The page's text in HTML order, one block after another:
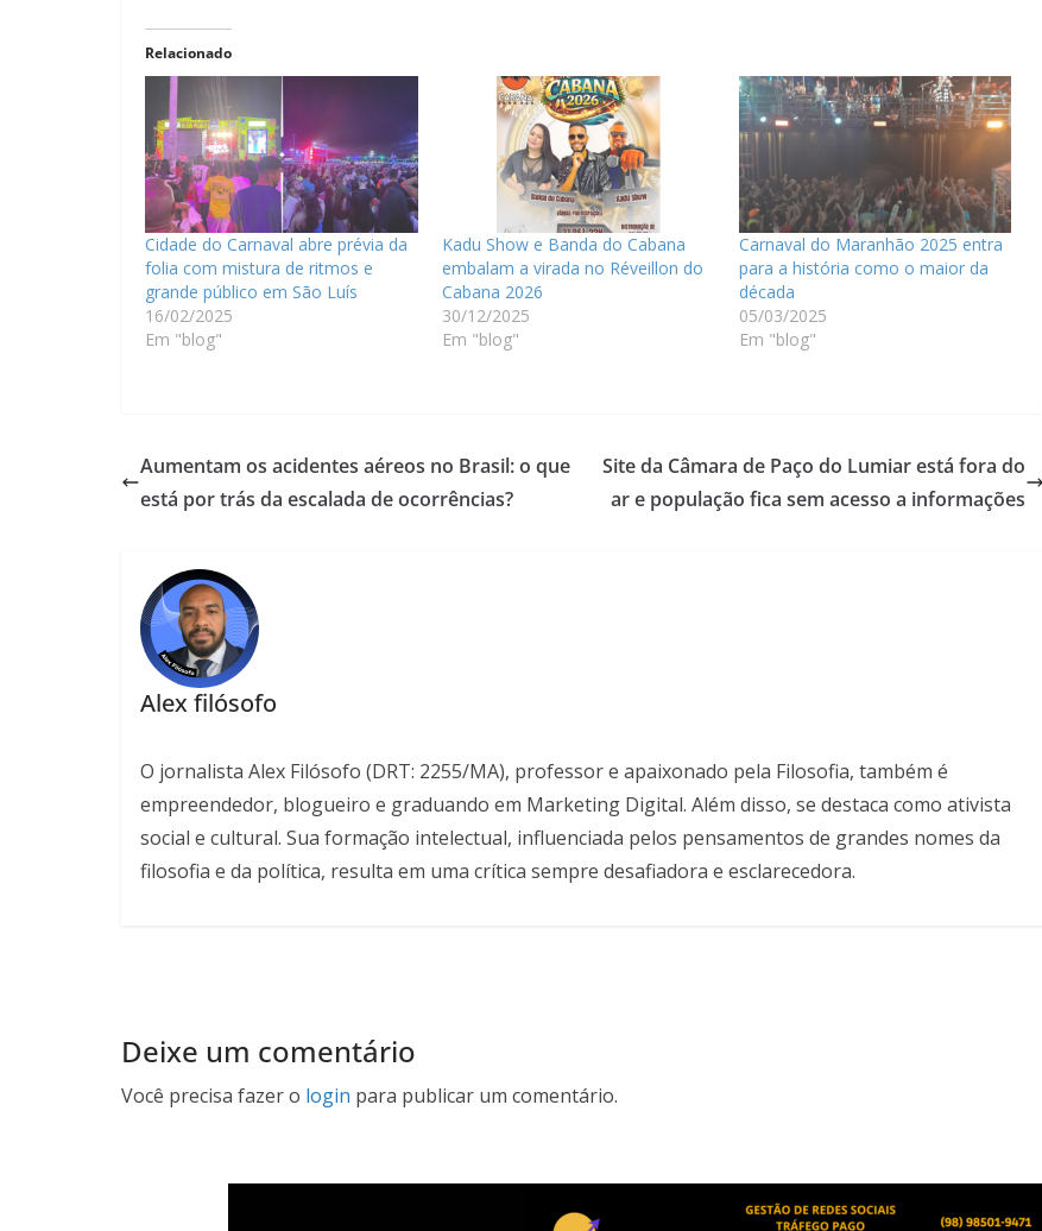
Relacionado
Cidade do Carnaval abre prévia da
folia com mistura de ritmos e
grande público em São Luís
16/02/2025
Em "blog"
Kadu Show e Banda do Cabana
embalam a virada no Réveillon do
Cabana 2026
30/12/2025
Em "blog"
Carnaval do Maranhão 2025 entra
para a história como o maior da
década
05/03/2025
Em "blog"
Aumentam os acidentes aéreos no Brasil: o que
está por trás da escalada de ocorrências?
Site da Câmara de Paço do Lumiar está fora do
ar e população fica sem acesso a informações
Alex filósofo
O jornalista Alex Filósofo (DRT: 2255/MA), professor e apaixonado pela Filosofia, também é
empreendedor, blogueiro e graduando em Marketing Digital. Além disso, se destaca como ativista
social e cultural. Sua formação intelectual, influenciada pelos pensamentos de grandes nomes da
filosofia e da política, resulta em uma crítica sempre desafiadora e esclarecedora.
Deixe um comentário
Você precisa fazer o login para publicar um comentário.